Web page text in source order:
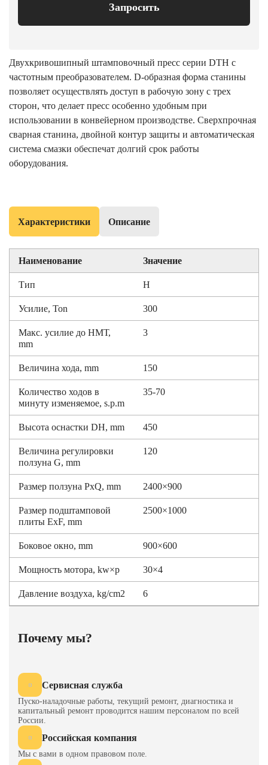
Запросить
Двухкривошипный штамповочный пресс серии DTH с
частотным преобразователем. D-образная форма станины
позволяет осуществлять доступ в рабочую зону с трех
сторон, что делает пресс особенно удобным при
использовании в конвейерном производстве. Сверхпрочная
сварная станина, двойной контур защиты и автоматическая
система смазки обеспечат долгий срок работы
оборудования.
Характеристики Описание
Наименование Значение
Тип H
Усилие, Ton 300
Макс. усилие до НМТ,
mm
3
Величина хода, mm 150
Количество ходов в
минуту изменяемое, s.p.m
35-70
Высота оснастки DH, mm 450
Величина регулировки
ползуна G, mm
120
Размер ползуна PxQ, mm 2400×900
Размер подштамповой
плиты ExF, mm
2500×1000
Боковое окно, mm 900×600
Мощность мотора, kw×p 30×4
Давление воздуха, kg/cm2 6
Почему мы?
Сервисная служба
Пуско-наладочные работы, текущий ремонт, диагностика и
капитальный ремонт проводится нашим персоналом по всей
России.
Российская компания
Мы с вами в одном правовом поле.